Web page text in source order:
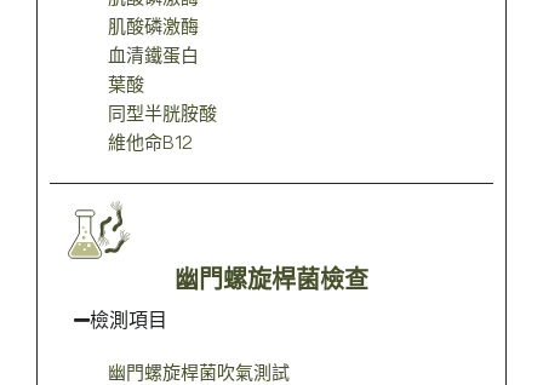
肌酸磷激酶
血清鐵蛋白
葉酸
同型半胱胺酸
維他命B12
幽門螺旋桿菌檢查
檢測項目
幽門螺旋桿菌吹氣測試